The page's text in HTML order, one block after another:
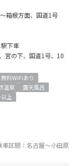
箱根方面、国道1号
下車
宮の下、国道1号、10
無料WiFiあり
温泉
露天風呂
上
区間： 名古屋～小田原